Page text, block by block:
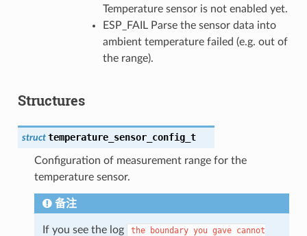
Temperature sensor is not enabled yet.
ESP_FAIL Parse the sensor data into
ambient temperature failed (e.g. out of
the range).
Structures
struct temperature_sensor_config_t
Configuration of measurement range for the
temperature sensor.
备注
If you see the log the boundary you gave cannot